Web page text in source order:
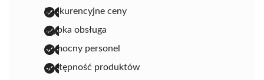
konkurencyjne ceny
szybka obsługa
pomocny personel
dostępność produktów